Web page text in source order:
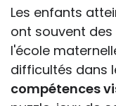
Les enfants
ont souvent des
l'école
difficultés dans
compétences